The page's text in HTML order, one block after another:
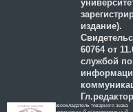
издание).
60764 от
службой
Правообладатель товарного знака